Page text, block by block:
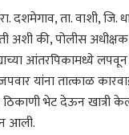
दशमेगाव, ता. वाशी, जि.
की, पोलीस अधीक्षक
आंतरपिकामध्ये
यांना तात्काळ
भेट देऊन खात्री
आली.